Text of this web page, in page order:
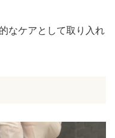
なケアとして取り入れ